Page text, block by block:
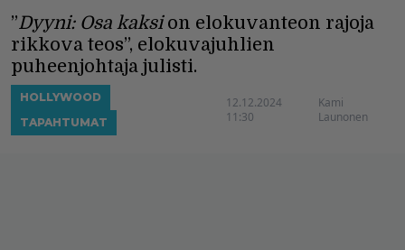
”Dyyni: Osa kaksion elokuvanteon rajoja
rikkova teos”, elokuvajuhlien
puheenjohtaja julisti.
HOLLYWOOD
TAPAHTUMAT
12.12.2024
11:30
Kami
Launonen